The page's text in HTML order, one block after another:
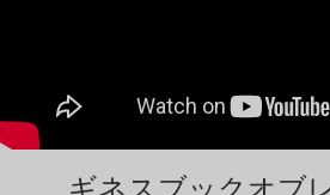
ギネスブックオブ